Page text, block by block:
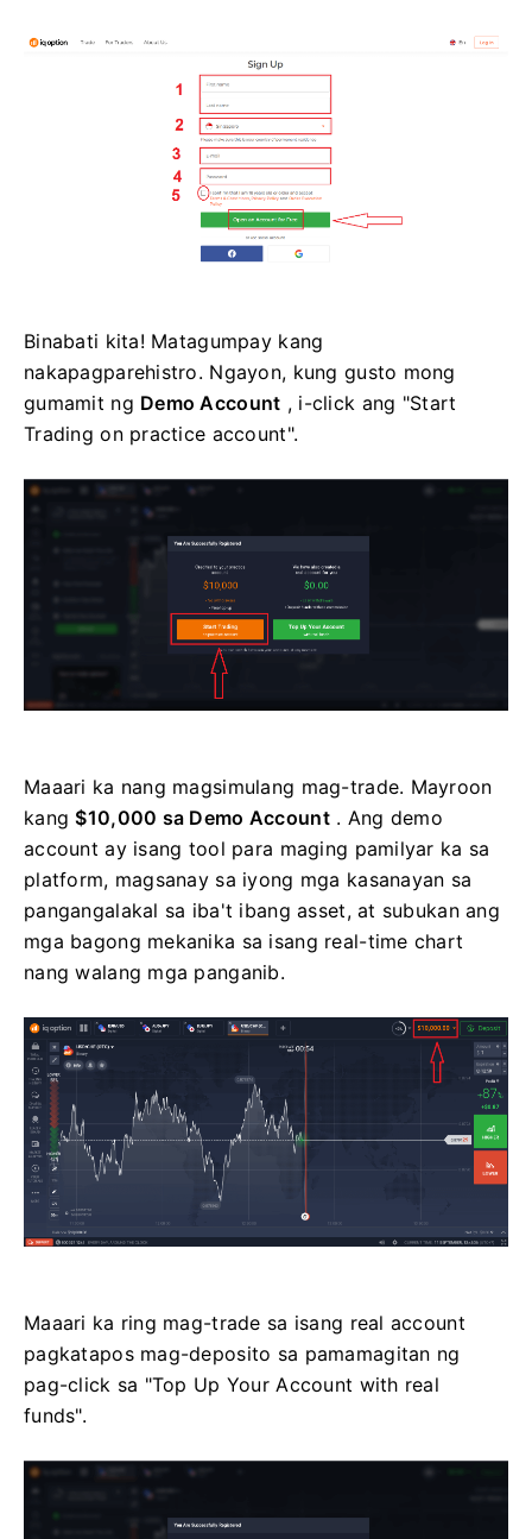
Binabati kita! Matagumpay kang
nakapagparehistro. Ngayon, kung gusto mong
gumamit ng Demo Account , i-click ang "Start
Trading on practice account".
Maaari ka nang magsimulang mag-trade. Mayroon
kang$10,000 sa Demo Account. Ang demo
account ay isang tool para maging pamilyar ka sa
platform, magsanay sa iyong mga kasanayan sa
pangangalakal sa iba't ibang asset, at subukan ang
mga bagong mekanika sa isang real-time chart
nang walang mga panganib.
Maaari ka ring mag-trade sa isang real account
pagkatapos mag-deposito sa pamamagitan ng
pag-click sa "Top Up Your Account with real
funds".